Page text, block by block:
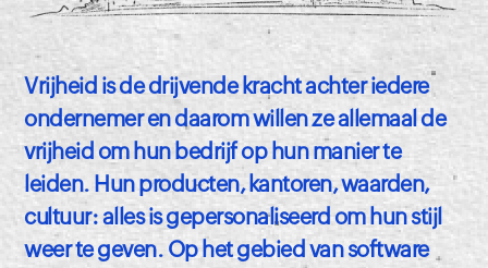
Vrijheid is de drijvende kracht achter iedere
ondernemer en daarom willen ze allemaal de
vrijheid om hun bedrijf op hun manier te
leiden. Hun producten, kantoren, waarden,
cultuur: alles is gepersonaliseerd om hun stijl
weer te geven. Op het gebied van software